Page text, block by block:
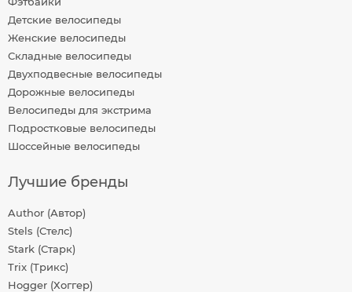
Детские велосипеды
Женские велосипеды
Складные велосипеды
Двухподвесные велосипеды
Дорожные велосипеды
Велосипеды для экстрима
Подростковые велосипеды
Шоссейные велосипеды
Лучшие бренды
Author (Автор)
Stels (Стелс)
Stark (Старк)
Trix (Трикс)
Hogger (Хоггер)